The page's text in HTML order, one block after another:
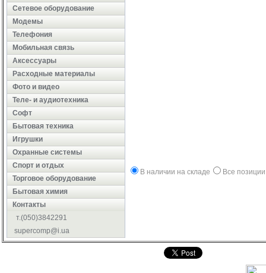
Сетевое оборудование
Модемы
Телефония
Мобильная связь
Аксессуары
Расходные материалы
Фото и видео
Теле- и аудиотехника
Софт
Бытовая техника
Игрушки
Охранные системы
Cпорт и отдых
Торговое оборудование
Бытовая химия
Контакты
т.(050)3842291
supercomp@i.ua
В наличии на складе Все позиции